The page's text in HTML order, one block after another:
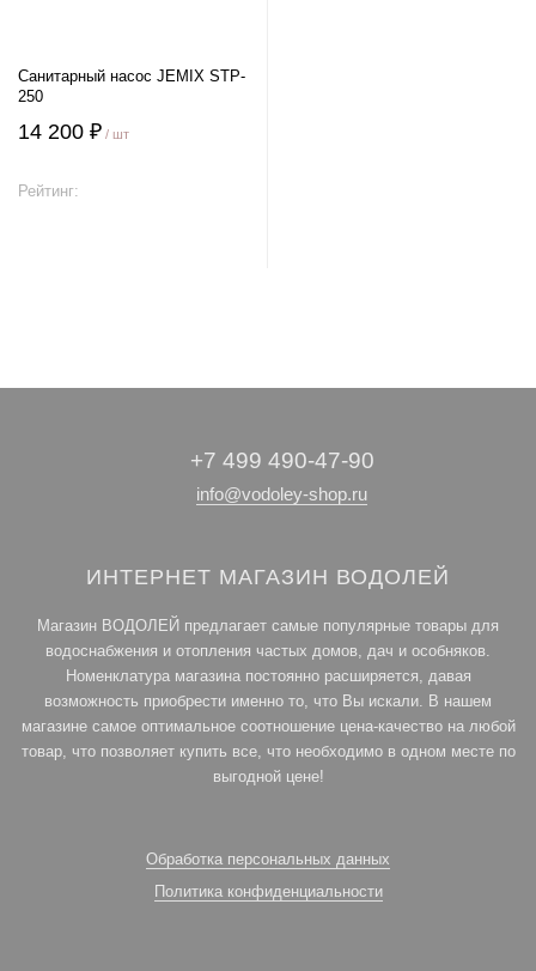
Санитарный насос JEMIX STP-
250
14 200 ₽ / шт
Рейтинг:
+7 499 490-47-90
info@vodoley-shop.ru
ИНТЕРНЕТ МАГАЗИН ВОДОЛЕЙ
Магазин ВОДОЛЕЙ предлагает самые популярные товары для
водоснабжения и отопления частых домов, дач и особняков.
Номенклатура магазина постоянно расширяется, давая
возможность приобрести именно то, что Вы искали. В нашем
магазине самое оптимальное соотношение цена-качество на любой
товар, что позволяет купить все, что необходимо в одном месте по
выгодной цене!
Обработка персональных данных
Политика конфиденциальности